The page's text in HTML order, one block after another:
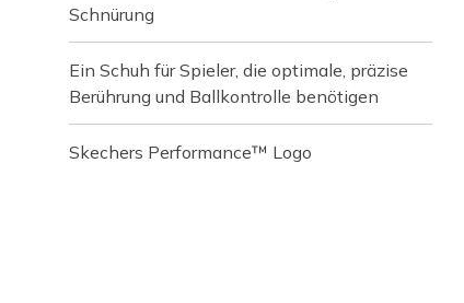
Schnürung
Ein Schuh für Spieler, die optimale, präzise
Berührung und Ballkontrolle benötigen
Skechers Performance™ Logo